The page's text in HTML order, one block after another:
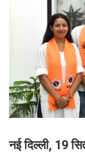
नई दिल्ली, 19